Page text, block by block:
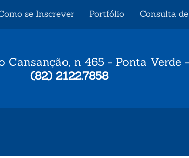
se Inscrever Portfólio Consulta
n 465 - Ponta Verde
(82) 2122.7858